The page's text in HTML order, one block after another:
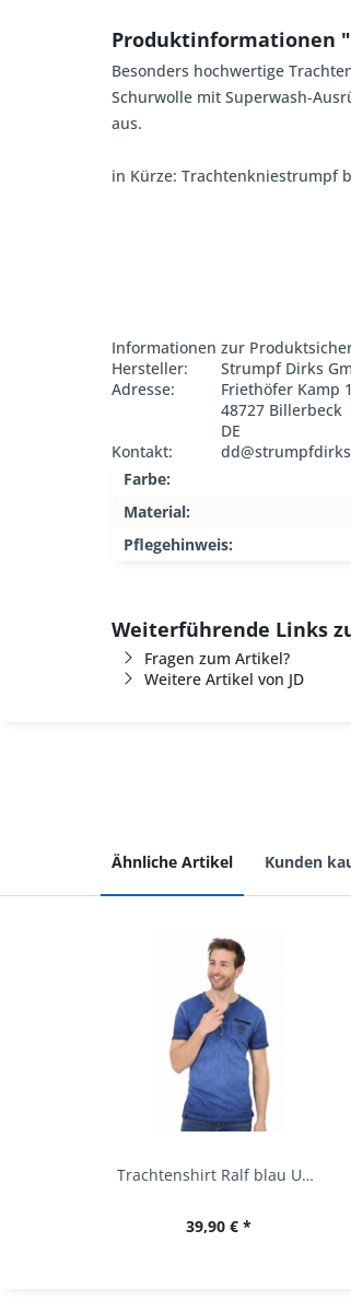
Produktinformationen
Besonders hochwertige
Schurwolle mit Superwash-
aus.
in Kürze: Trachtenkniestrumpf
Informationen zur
Hersteller:
Strumpf Dirks
Adresse:
Friethöfer Kamp 1
48727 Billerbeck
DE
Kontakt:
Farbe:
Material:
Pflegehinweis:
Weiterführende Links
Fragen zum Artikel?
Weitere Artikel von JD
Ähnliche Artikel Kunden
Trachtenshirt Ralf blau Used Look Krüger
39,90 € *